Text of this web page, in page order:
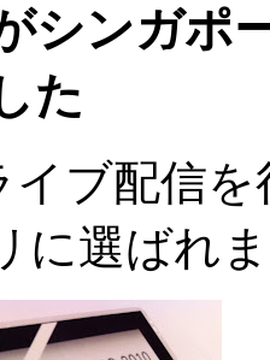
シンガポ
た
イブ配信
に選ばれ